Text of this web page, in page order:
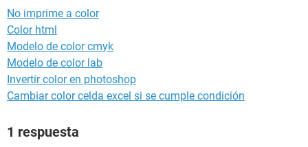
No imprime a color
Color html
Modelo de color cmyk
Modelo de color lab
Invertir color en photoshop
Cambiar color celda excel si se cumple condición
1 respuesta